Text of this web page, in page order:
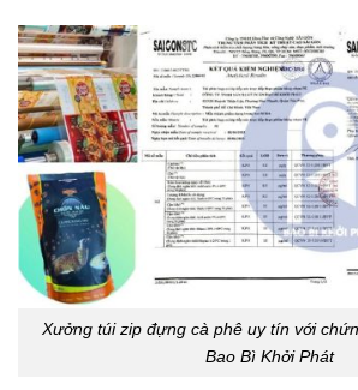
Xưởng túi zip đựng cà phê uy tín với
Bao Bì Khởi Phát